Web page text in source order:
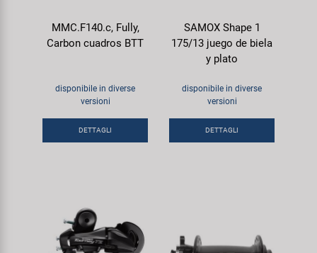
MMC.F140.c, Fully,
Carbon cuadros BTT
disponibile in diverse
versioni
DETTAGLI
SAMOX Shape 1
175/13 juego de biela
y plato
disponibile in diverse
versioni
DETTAGLI